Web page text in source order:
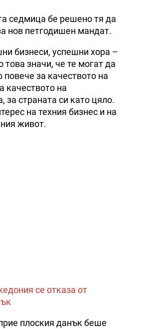
седмица бе решено тя да
нов петгодишен мандат.
бизнеси, успешни хора –
това значи, че те могат да
за качеството на
качеството на
за страната си като цяло.
на техния бизнес и на
живот.
се отказа от
плоския данък беше